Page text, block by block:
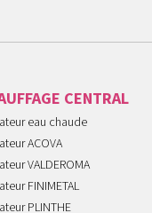
CENTRAL
eau chaude
ACOVA
VALDEROMA
FINIMETAL
PLINTHE